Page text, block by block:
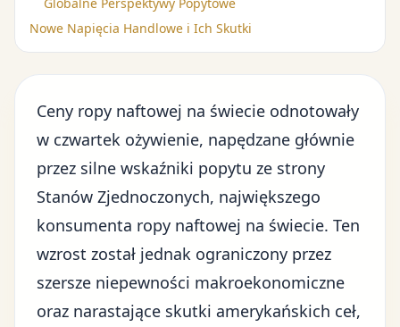
Nowe Napięcia Handlowe i Ich Skutki
Ceny ropy naftowej na świecie odnotowały
w czwartek ożywienie, napędzane głównie
przez silne wskaźniki popytu ze strony
Stanów Zjednoczonych, największego
konsumenta ropy naftowej na świecie. Ten
wzrost został jednak ograniczony przez
szersze niepewności makroekonomiczne
oraz narastające skutki amerykańskich ceł,